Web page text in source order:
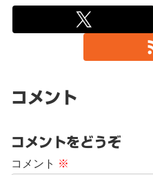
コメント
コメントをどうぞ
コメント ※